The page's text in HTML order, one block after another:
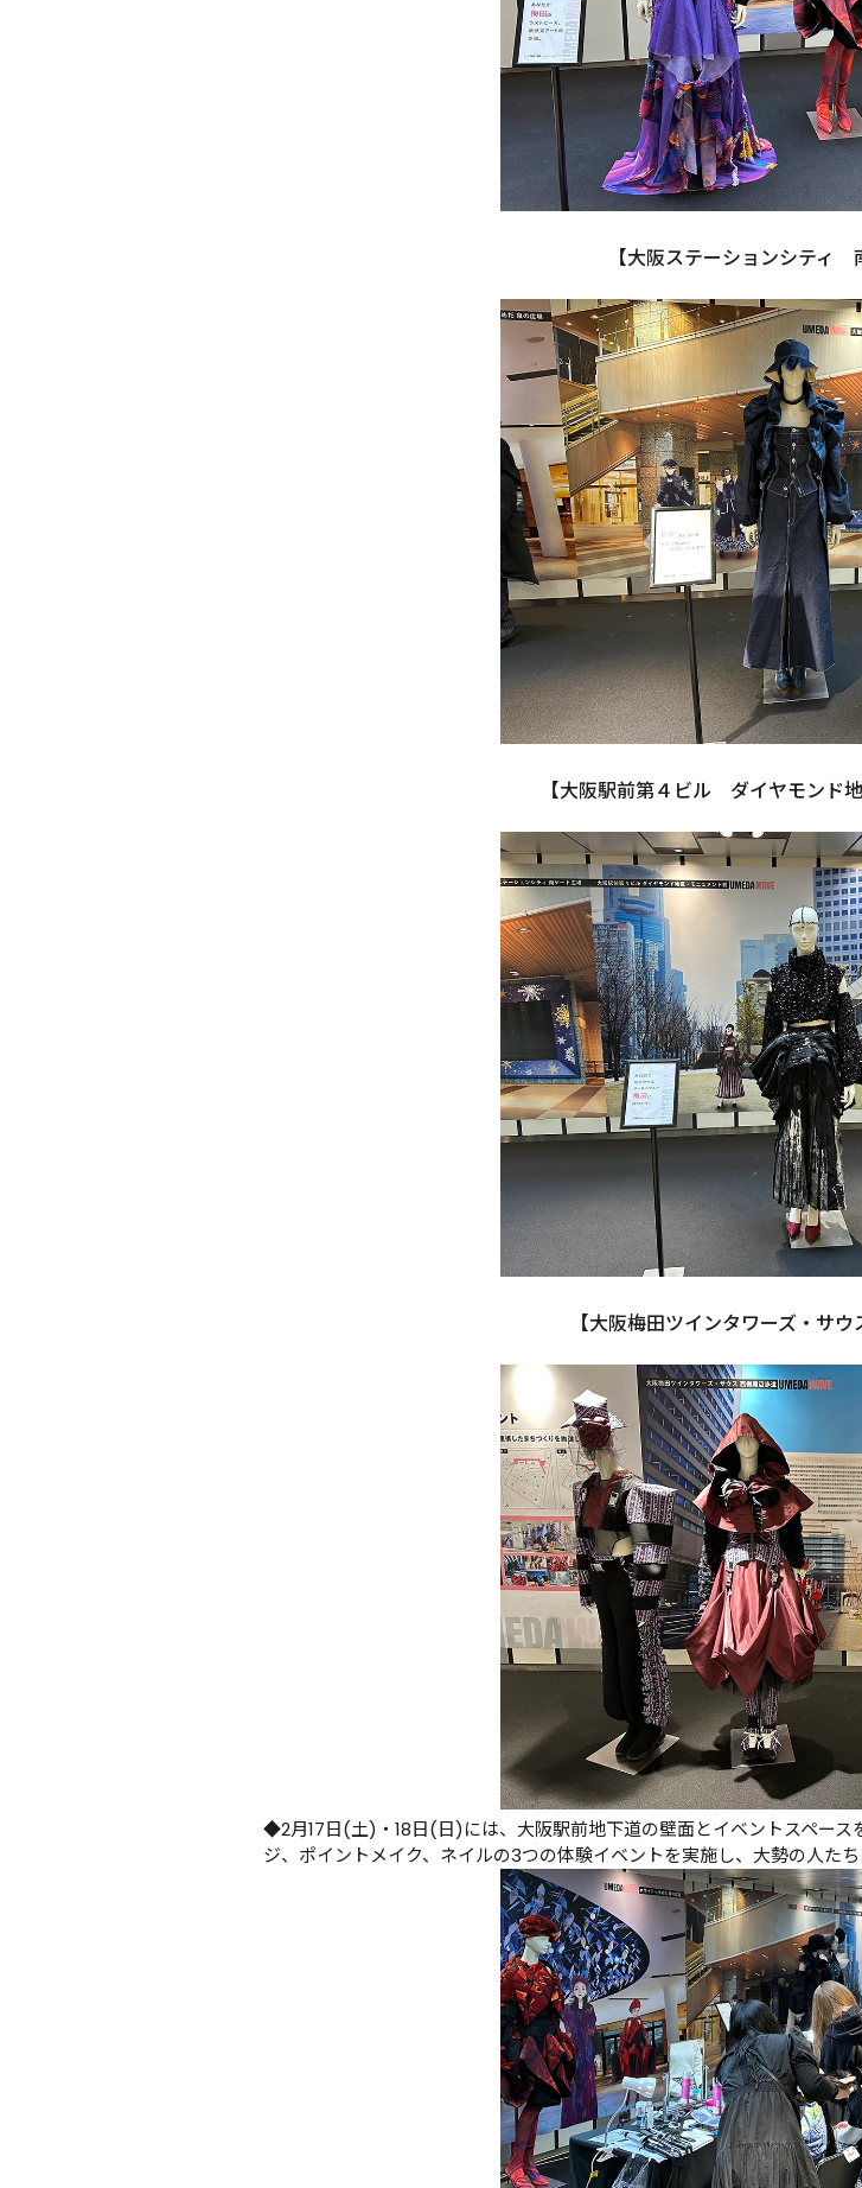
【大阪ステーションシティ　
【大阪駅前第４ビル　ダイヤモンド
【大阪梅田ツインタワーズ・サウ
◆2月17日(土)・18日(日)には、大阪駅前地下道の壁面とイベントスペー
ジ、ポイントメイク、ネイルの3つの体験イベントを実施し、大勢の人たち